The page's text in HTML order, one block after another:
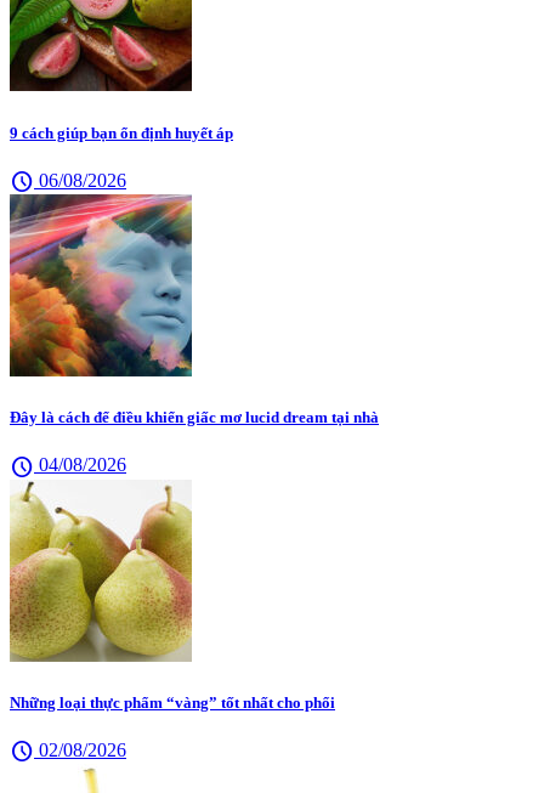
9 cách giúp bạn ổn định huyết áp
schedule 06/08/2026
Đây là cách để điều khiển giấc mơ lucid dream tại nhà
schedule 04/08/2026
Những loại thực phẩm “vàng” tốt nhất cho phổi
schedule 02/08/2026